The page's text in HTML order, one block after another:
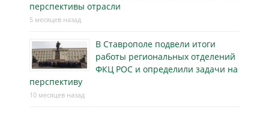
перспективы отрасли
5 месяцев назад
В Ставрополе подвели итоги
работы региональных отделений
ФКЦ РОС и определили задачи на
перспективу
10 месяцев назад